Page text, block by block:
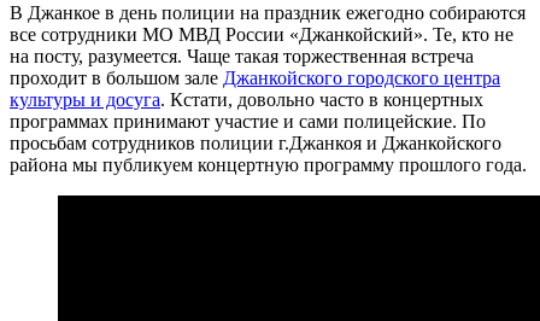
В Джанкое в день полиции на праздник ежегодно собираются
все сотрудники МО МВД России «Джанкойский». Те, кто не
на посту, разумеется. Чаще такая торжественная встреча
проходит в большом зале Джанкойского городского центра
культуры и досуга. Кстати, довольно часто в концертных
программах принимают участие и сами полицейские. По
просьбам сотрудников полиции г.Джанкоя и Джанкойского
района мы публикуем концертную программу прошлого года.